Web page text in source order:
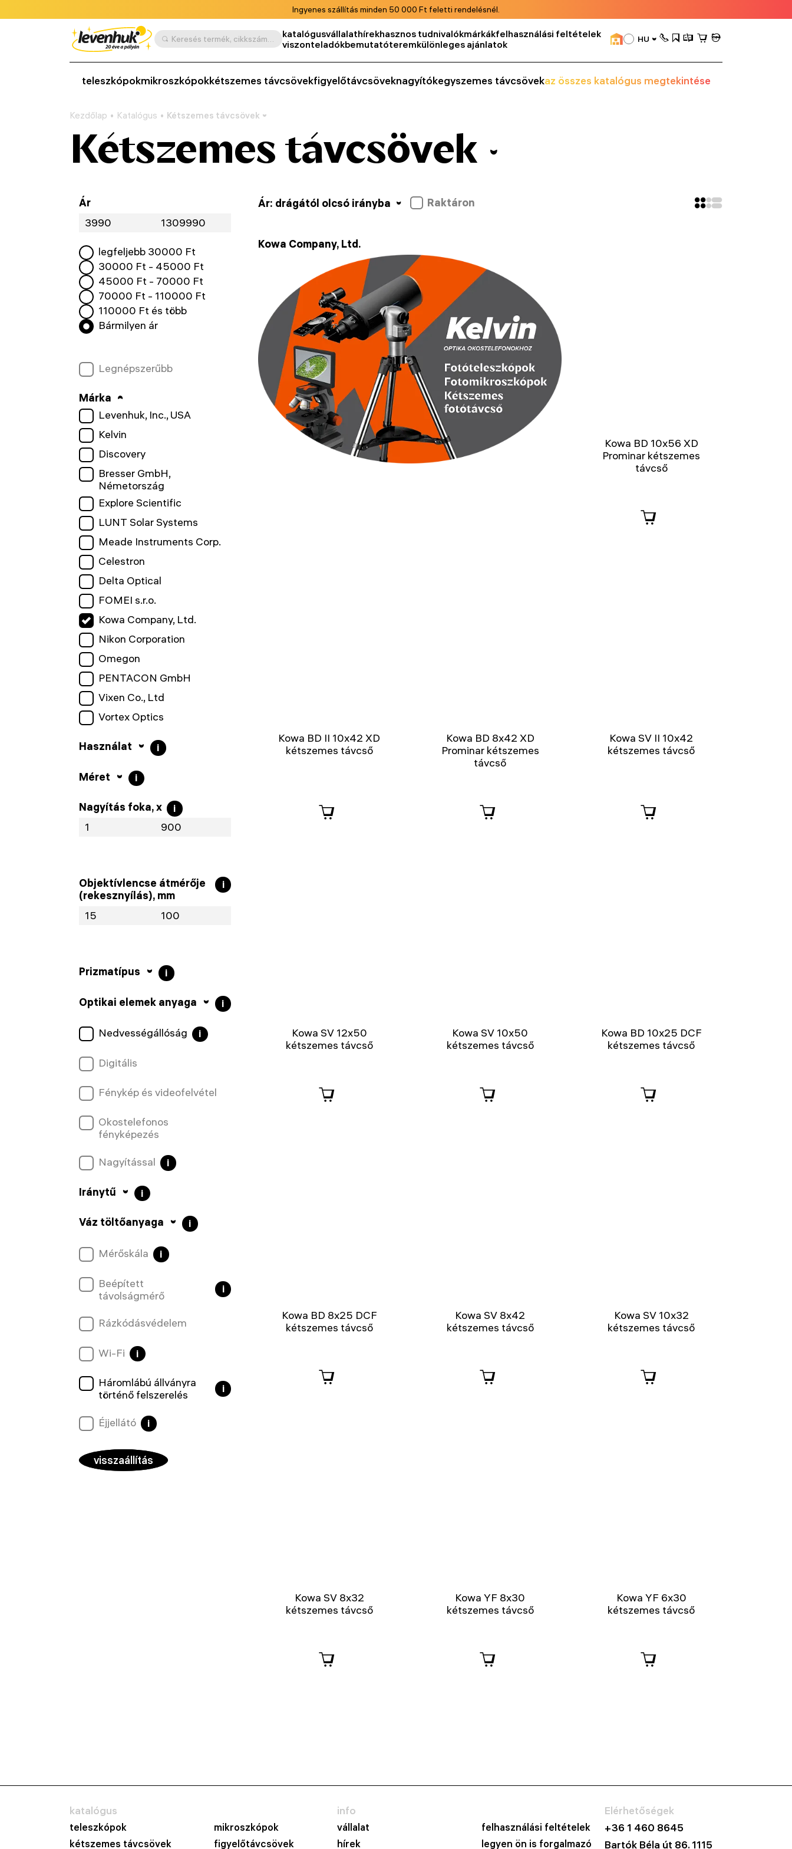
Ingyenes szállítás minden 50 000 Ft feletti rendelésnél.
Keresés termék, cikkszám, kategória stb. szerint katalógusvállalathírekhasznos tudnivalókmárkákfelhasználási feltételek
viszonteladókbemutatóteremkülönleges ajánlatok HU
teleszkópokmikroszkópokkétszemes távcsövekfigyelőtávcsöveknagyítókegyszemes távcsövekaz összes katalógus megtekintése
Kezdőlap Katalógus Kétszemes távcsövek
Kétszemes távcsövek
Ár
legfeljebb 30000 Ft
30000 Ft - 45000 Ft
45000 Ft - 70000 Ft
70000 Ft - 110000 Ft
110000 Ft és több
Bármilyen ár
Legnépszerűbb
Márka
Levenhuk, Inc., USA
Kelvin
Discovery
Bresser GmbH,
Németország
Explore Scientific
LUNT Solar Systems
Meade Instruments Corp.
Celestron
Delta Optical
FOMEI s.r.o.
Kowa Company, Ltd.
Nikon Corporation
Omegon
PENTACON GmbH
Vixen Co., Ltd
Vortex Optics
Használat i
Méret i
Nagyítás foka, x i
Objektívlencse átmérője
(rekesznyílás), mm
i
Prizmatípus i
Optikai elemek anyaga i
Nedvességállóság i
Digitális
Fénykép és videofelvétel
Okostelefonos
fényképezés
Nagyítással i
Iránytű i
Váz töltőanyaga i
Mérőskála i
Beépített
távolságmérő
i
Rázkódásvédelem
Wi-Fi i
Háromlábú állványra
történő felszerelés
i
Éjjellátó i
visszaállítás
Ár: drágától olcsó irányba Raktáron
Kowa Company, Ltd.
Kowa BD 10x56 XD
Prominar kétszemes
távcső
Kowa BD II 10x42 XD
kétszemes távcső
Kowa BD 8x42 XD
Prominar kétszemes
távcső
Kowa SV II 10x42
kétszemes távcső
Kowa SV 12x50
kétszemes távcső
Kowa SV 10x50
kétszemes távcső
Kowa BD 10x25 DCF
kétszemes távcső
Kowa BD 8x25 DCF
kétszemes távcső
Kowa SV 8x42
kétszemes távcső
Kowa SV 10x32
kétszemes távcső
Kowa SV 8x32
kétszemes távcső
Kowa YF 8x30
kétszemes távcső
Kowa YF 6x30
kétszemes távcső
katalógus
teleszkópok
mikroszkópok
kétszemes távcsövek
figyelőtávcsövek
info
vállalat
felhasználási feltételek
hírek
legyen ön is forgalmazó
Elérhetőségek
+36 1 460 8645
Bartók Béla út 86. 1115